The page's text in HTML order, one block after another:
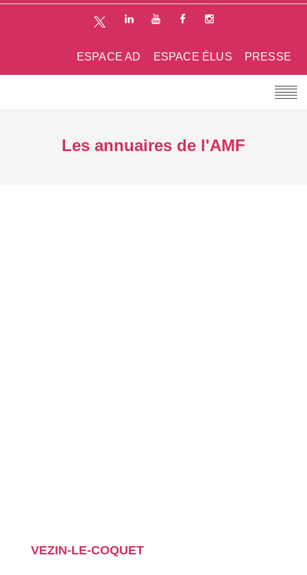
PRESSE
ESPACE ÉLUS
ESPACE AD
Les annuaires de l'AMF
VEZIN-LE-COQUET